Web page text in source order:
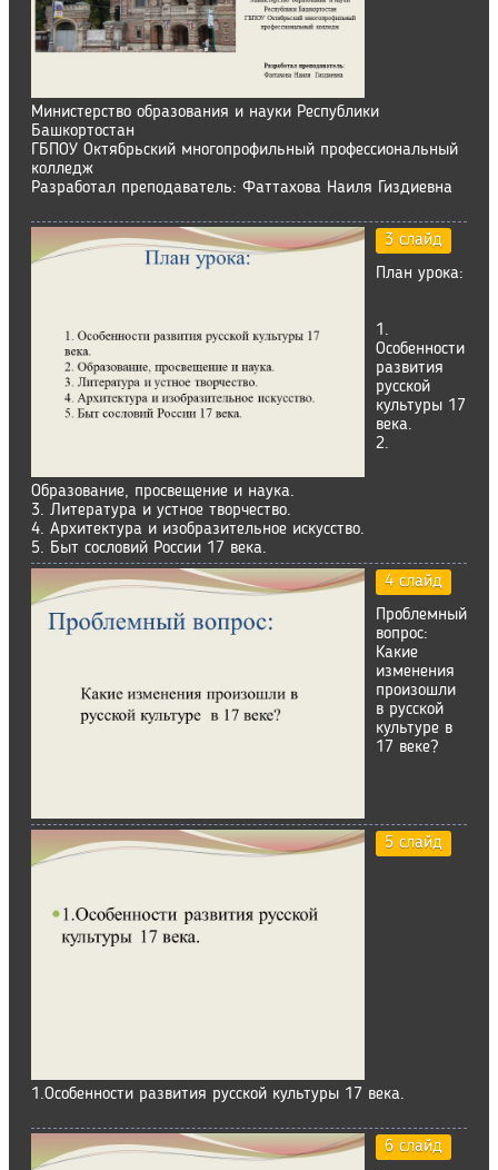
Министерство образования и науки Республики
Башкортостан
ГБПОУ Октябрьский многопрофильный профессиональный
колледж
Разработал преподаватель: Фаттахова Наиля Гиздиевна
3 слайд
План урока:
1.
Особенности
развития
русской
культуры 17
века.
2.
Образование, просвещение и наука.
3. Литература и устное творчество.
4. Архитектура и изобразительное искусство.
5. Быт сословий России 17 века.
4 слайд
Проблемный
вопрос:
Какие
изменения
произошли
в русской
культуре в
17 веке?
5 слайд
1.Особенности развития русской культуры 17 века.
6 слайд